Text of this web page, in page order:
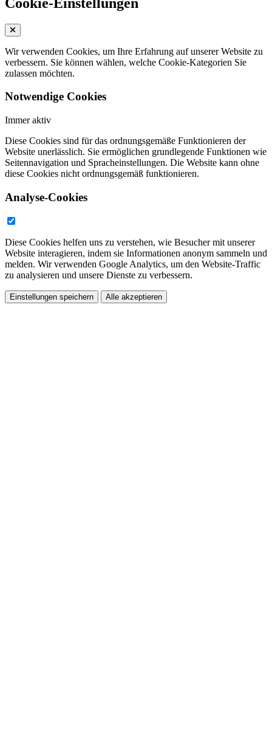
Wir verwenden Cookies, um Ihre Erfahrung auf unserer Website zu
verbessern. Sie können wählen, welche Cookie-Kategorien Sie
zulassen möchten.
Notwendige Cookies
Immer aktiv
Diese Cookies sind für das ordnungsgemäße Funktionieren der
Website unerlässlich. Sie ermöglichen grundlegende Funktionen wie
Seitennavigation und Spracheinstellungen. Die Website kann ohne
diese Cookies nicht ordnungsgemäß funktionieren.
Analyse-Cookies
Diese Cookies helfen uns zu verstehen, wie Besucher mit unserer
Website interagieren, indem sie Informationen anonym sammeln und
melden. Wir verwenden Google Analytics, um den Website-Traffic
zu analysieren und unsere Dienste zu verbessern.
Einstellungen speichern Alle akzeptieren